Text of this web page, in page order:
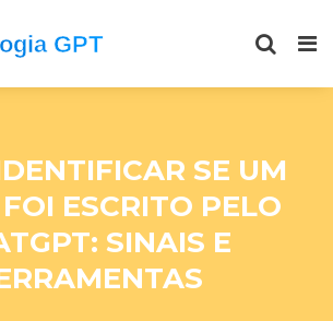
SE UM
ESCRITO PELO
SINAIS E